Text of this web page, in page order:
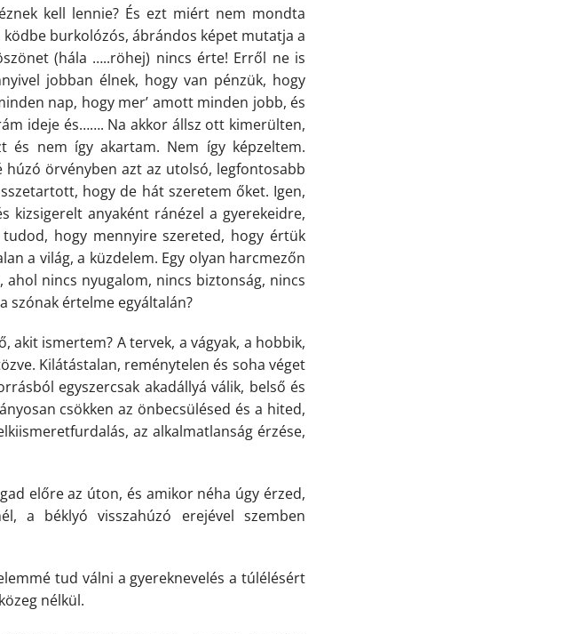
kell lennie? És ezt miért nem mondta
ködbe burkolózós, ábrándos képet mutatja a
(hála …..röhej) nincs érte! Erről ne is
jobban élnek, hogy van pénzük, hogy
nap, hogy mer’ amott minden jobb, és
ideje és……. Na akkor állsz ott kimerülten,
és nem így akartam. Nem így képzeltem.
örvényben azt az utolsó, legfontosabb
hogy de hát szeretem őket. Igen,
kizsigerelt anyaként ránézel a gyerekeidre,
hogy mennyire szereted, hogy értük
a világ, a küzdelem. Egy olyan harcmezőn
nincs nyugalom, nincs biztonság, nincs
szónak értelme egyáltalán?
akit ismertem? A tervek, a vágyak, a hobbik,
Kilátástalan, reménytelen és soha véget
egyszercsak akadállyá válik, belső és
csökken az önbecsülésed és a hited,
az alkalmatlanság érzése,
előre az úton, és amikor néha úgy érzed,
a béklyó visszahúzó erejével szemben
tud válni a gyereknevelés a túlélésért
nélkül.